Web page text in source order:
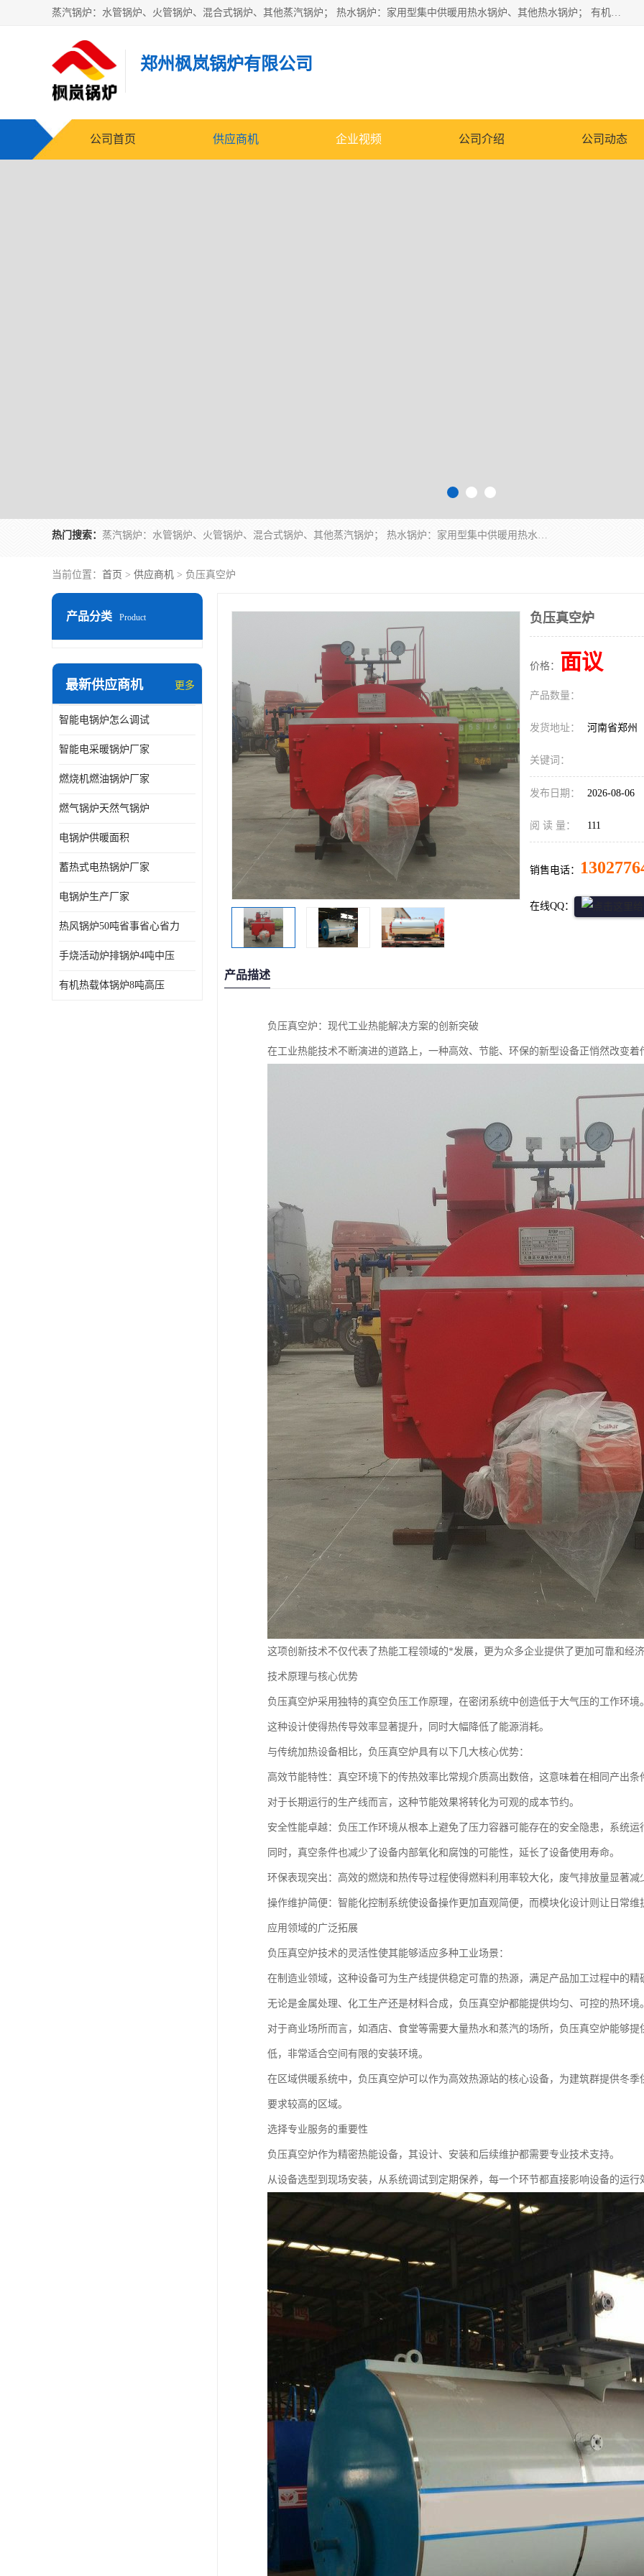
蒸汽锅炉：水管锅炉、火管锅炉、混合式锅炉、其他蒸汽锅炉； 热水锅炉：家用型集中供暖用热水锅炉、其他热水锅炉； 有机热载体锅炉； 船用蒸汽锅炉； （锅炉用辅助设备及装置）蒸汽冷凝器：表面冷凝器、混合式冷凝器、空冷式冷凝器、其他蒸汽冷凝器； 锅炉用辅助设备：节热器、蒸汽收集器、蓄能器、烟垢清除器、气体回收器、泥渣刮除器、空气预热器、其他锅炉用辅助设备；
郑州枫岚锅炉有限公司
公司首页 供应商机 企业视频 公司介绍 公司动态
热门搜索： 蒸汽锅炉：水管锅炉、火管锅炉、混合式锅炉、其他蒸汽锅炉； 热水锅炉：家用型集中供暖用热水锅炉、其他热水锅炉； 有机热载体锅炉； 船用蒸汽锅炉； （锅炉用辅助设备及装置）蒸汽冷凝器：表面冷凝器、混合式冷凝器、空冷式冷凝器、其他蒸汽冷凝器； 锅炉用辅助设备：节热器、蒸汽收集器、蓄能器、烟垢清除器、气体回收器、泥渣刮除器、空气预热器、其他锅炉用辅助设备；
当前位置： 首页 > 供应商机 > 负压真空炉
产品分类 Product
最新供应商机 更多
智能电锅炉怎么调试
智能电采暖锅炉厂家
燃烧机燃油锅炉厂家
燃气锅炉天然气锅炉
电锅炉供暖面积
蓄热式电热锅炉厂家
电锅炉生产厂家
热风锅炉50吨省事省心省力
手烧活动炉排锅炉4吨中压
有机热载体锅炉8吨高压
负压真空炉
价格： 面议
产品数量：
发货地址： 河南省郑州
关键词：
发布日期： 2026-08-06
阅 读 量： 111
销售电话：
在线QQ：
产品描述
负压真空炉：现代工业热能解决方案的创新突破
在工业热能技术不断演进的道路上，一种高效、节能、环保的新型设备正悄然改变
这项创新技术不仅代表了热能工程领域的*发展，更为众多企业提供了更加可靠和经
技术原理与核心优势
负压真空炉采用独特的真空负压工作原理，在密闭系统中创造低于大气压的工作环境
这种设计使得热传导效率显著提升，同时大幅降低了能源消耗。
与传统加热设备相比，负压真空炉具有以下几大核心优势：
高效节能特性：真空环境下的传热效率比常规介质高出数倍，这意味着在相同产出
对于长期运行的生产线而言，这种节能效果将转化为可观的成本节约。
安全性能卓越：负压工作环境从根本上避免了压力容器可能存在的安全隐患，系统运
同时，真空条件也减少了设备内部氧化和腐蚀的可能性，延长了设备使用寿命。
环保表现突出：高效的燃烧和热传导过程使得燃料利用率较大化，废气排放量显著
操作维护简便：智能化控制系统使设备操作更加直观简便，而模块化设计则让日常
应用领域的广泛拓展
负压真空炉技术的灵活性使其能够适应多种工业场景：
在制造业领域，这种设备可为生产线提供稳定可靠的热源，满足产品加工过程中的精
无论是金属处理、化工生产还是材料合成，负压真空炉都能提供均匀、可控的热环境
对于商业场所而言，如酒店、食堂等需要大量热水和蒸汽的场所，负压真空炉能够
低，非常适合空间有限的安装环境。
在区域供暖系统中，负压真空炉可以作为高效热源站的核心设备，为建筑群提供冬
要求较高的区域。
选择专业服务的重要性
负压真空炉作为精密热能设备，其设计、安装和后续维护都需要专业技术支持。
从设备选型到现场安装，从系统调试到定期保养，每一个环节都直接影响设备的运行